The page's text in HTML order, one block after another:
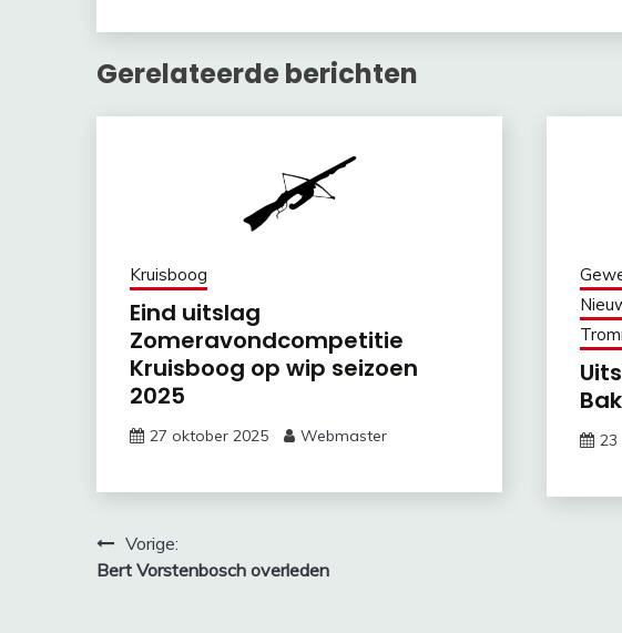
Gerelateerde berichten
Kruisboog
Eind uitslag
Zomeravondcompetitie
Kruisboog op wip seizoen
2025
27 oktober 2025 Webmaster 23
Bericht
navigatie
Vorige:
Bert Vorstenbosch overleden